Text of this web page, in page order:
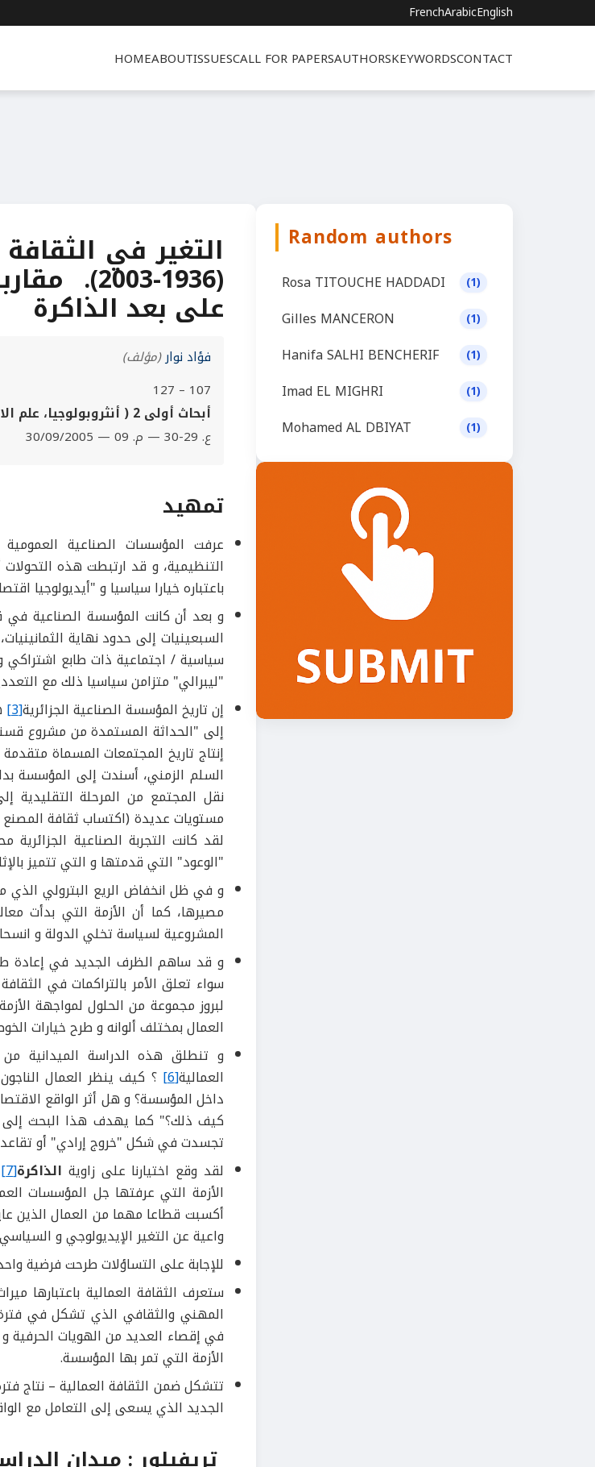
FrenchArabicEnglish
HOMEABOUTISSUESCALL FOR PAPERSAUTHORSKEYWORDSCONTACT
التغير في
(1936-
على بعد الذاكرة
فؤاد نوار(مؤلف)
107 – 127
أبحاث أولى 2 ( أنثروبولوجيا، علم الاجتماع، جغرافيا، علم النفس، أدب)
ع. 29-30 — م. 09 — 30/09/2005
تمهيد
عرفت المؤسسات الصناعية
التنظيمية، و قد ارتبطت هذه
باعتباره خيارا سياسيا و "أيديولوجيا
و بعد أن كانت المؤسسة الصناعية
السبعينيات إلى حدود نهاية
سياسية / اجتماعية ذات طابع
"ليبرالي" متزامن سياسيا ذلك مع
إن تاريخ المؤسسة الصناعية الجزائرية[3]
إلى "الحداثة المستمدة من مشروع
إنتاج تاريخ المجتمعات المسماة
السلم الزمني، أسندت إلى المؤسسة
نقل المجتمع من المرحلة التقليدية
مستويات عديدة (اكتساب ثقافة المصنع
لقد كانت التجربة الصناعية
"الوعود" التي قدمتها و التي تتميز
و في ظل انخفاض الريع البترولي الذي
المشروعية لسياسة تخلي الدولة و
و قد ساهم الظرف الجديد في إعادة
سواء تعلق الأمر بالتراكمات في
لبروز مجموعة من الحلول لمواجهة الأزمة
العمال بمختلف ألوانه و طرح خيارات
و تنطلق هذه الدراسة الميدانية من
العمالية[6]
؟ كيف ينظر العمال
داخل المؤسسة؟ و هل أثر الواقع
كيف ذلك؟" كما يهدف هذا البحث إلى
تجسدت في شكل "خروج إرادي" أو
لقد وقع اختيارنا على زاوية الذاكرة[7]
الأزمة التي عرفتها جل المؤسسات
أكسبت قطاعا مهما من العمال الذين
واعية عن التغير الإيديولوجي و
للإجابة على التساؤلات طرحت فرضية
ستعرف الثقافة العمالية باعتبارها
المهني والثقافي الذي تشكل في فترة
في إقصاء العديد من الهويات الحرفية و
الأزمة التي تمر بها المؤسسة.
تتشكل ضمن الثقافة العمالية – نتاج
الجديد الذي يسعى إلى التعامل مع
Random authors
Rosa TITOUCHE HADDADI (1)
Gilles MANCERON (1)
Hanifa SALHI BENCHERIF (1)
Imad EL MIGHRI (1)
Mohamed AL DBIYAT (1)